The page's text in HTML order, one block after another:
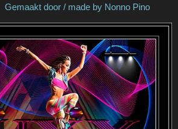
/ made by Nonno Pino